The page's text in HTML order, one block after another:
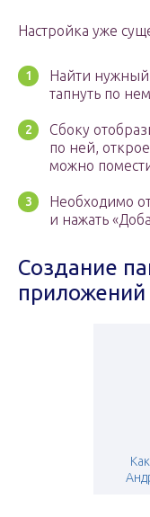
Настройка уже
Найти нужный
тапнуть по
Сбоку
по ней,
можно
Необходимо
и нажать
Создание
приложений